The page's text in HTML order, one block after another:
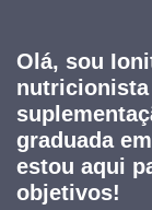
Olá, sou
nutricionista
graduada
estou aqui
objetivos!